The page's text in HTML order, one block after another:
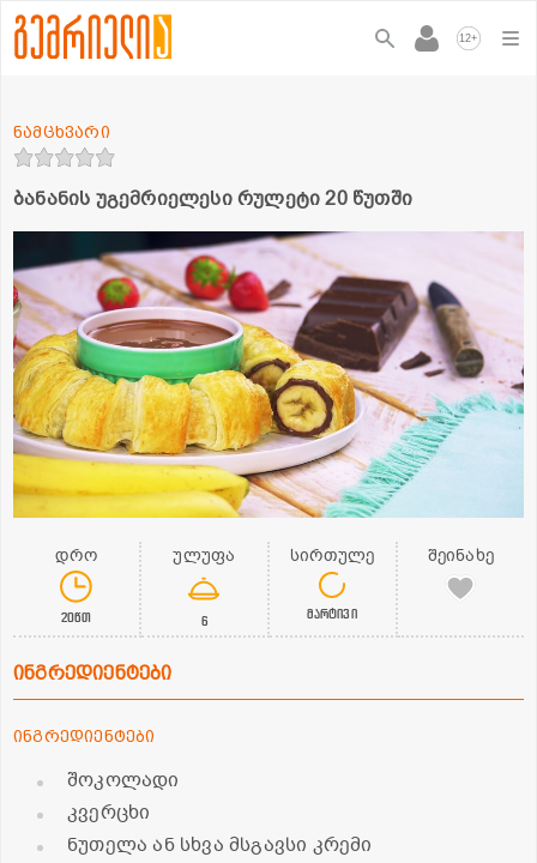
12+
ბანანის უგემრიელესი რულეტი 20 წუთში
ნამცხვარი
დრო
20წთ
ულუფა
6
სირთულე
მარტივი
შეინახე
ინგრედიენტები
ინგრედიენტები
შოკოლადი
კვერცხი
ნუთელა ან სხვა მსგავსი კრემი